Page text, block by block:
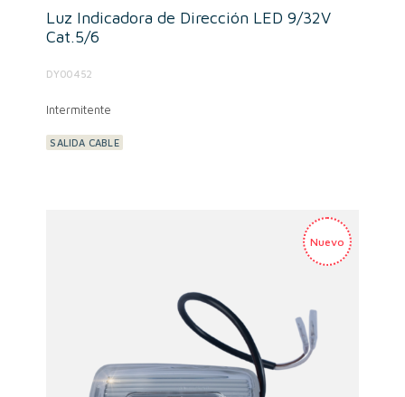
Luz Indicadora de Dirección LED 9/32V
Cat.5/6
DY00452
Intermitente
SALIDA CABLE